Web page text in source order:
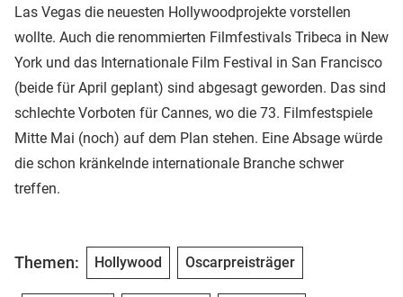
Las Vegas die neuesten Hollywoodprojekte vorstellen
wollte. Auch die renommierten Filmfestivals Tribeca in New
York und das Internationale Film Festival in San Francisco
(beide für April geplant) sind abgesagt geworden. Das sind
schlechte Vorboten für Cannes, wo die 73. Filmfestspiele
Mitte Mai (noch) auf dem Plan stehen. Eine Absage würde
die schon kränkelnde internationale Branche schwer
treffen.
Themen: Hollywood Oscarpreisträger